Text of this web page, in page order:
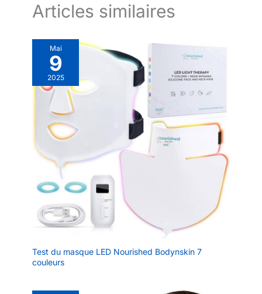
Articles similaires
Mai
9
2025
Test du masque LED Nourished Bodynskin 7
couleurs